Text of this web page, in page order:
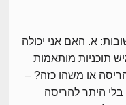
א. האם אני יכולה
תוכניות מותאמות
או משהו כזה? –
היתר להריסה